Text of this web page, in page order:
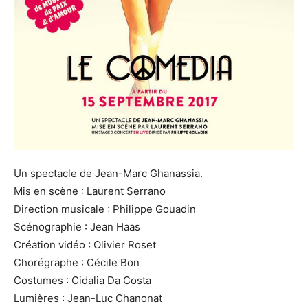
Un spectacle de Jean-Marc Ghanassia.
Mis en scène : Laurent Serrano
Direction musicale : Philippe Gouadin
Scénographie : Jean Haas
Création vidéo : Olivier Roset
Chorégraphe : Cécile Bon
Costumes : Cidalia Da Costa
Lumières : Jean-Luc Chanonat